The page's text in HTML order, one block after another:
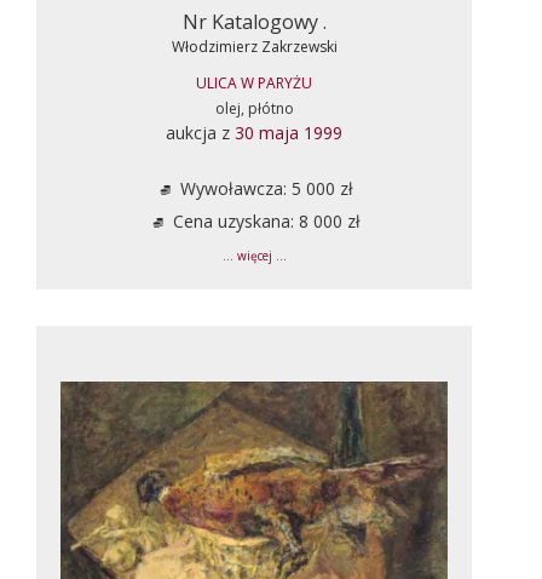
Nr Katalogowy .
Włodzimierz Zakrzewski
ULICA W PARYŻU
olej, płótno
aukcja z 30 maja 1999
Wywoławcza: 5 000 zł
Cena uzyskana: 8 000 zł
... więcej ...